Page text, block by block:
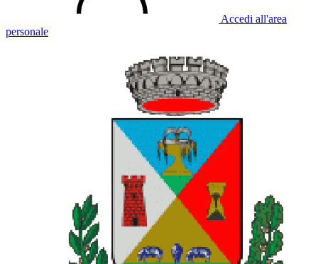
Accedi all'area
personale